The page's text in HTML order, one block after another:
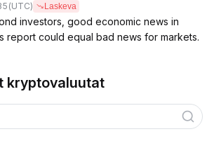
(UTC) Laskeva
investors, good economic news in
report could equal bad news for markets.
kryptovaluutat